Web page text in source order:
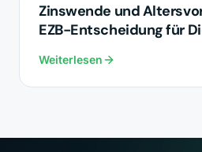
ALTERSVORSORGE
Zinswende und
EZB-Entscheidung für
Weiterlesen